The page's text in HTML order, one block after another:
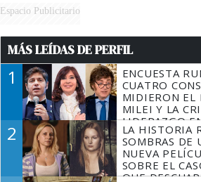
Espacio Publicitario
MÁS LEÍDAS DE PERFIL
1
ENCUESTA
CUATRO
MIDIERON EL
MILEI Y LA
LIDERAZGO
2
LA HISTORIA
SOMBRAS DE
NUEVA
SOBRE EL
QUE